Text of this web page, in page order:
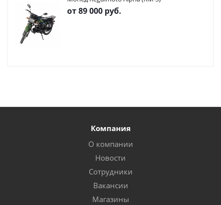
от89 000 руб.
Компания
О компании
Новости
Сотрудники
Вакансии
Магазины